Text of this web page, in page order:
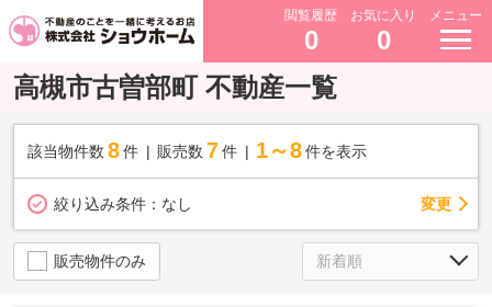
閲覧履歴
0
お気に入り
0
メニュー
高槻市古曽部町 不動産一覧
該当物件数 8件 販売数 7 件 1～8 件を表示
絞り込み条件： なし 変更
販売物件のみ